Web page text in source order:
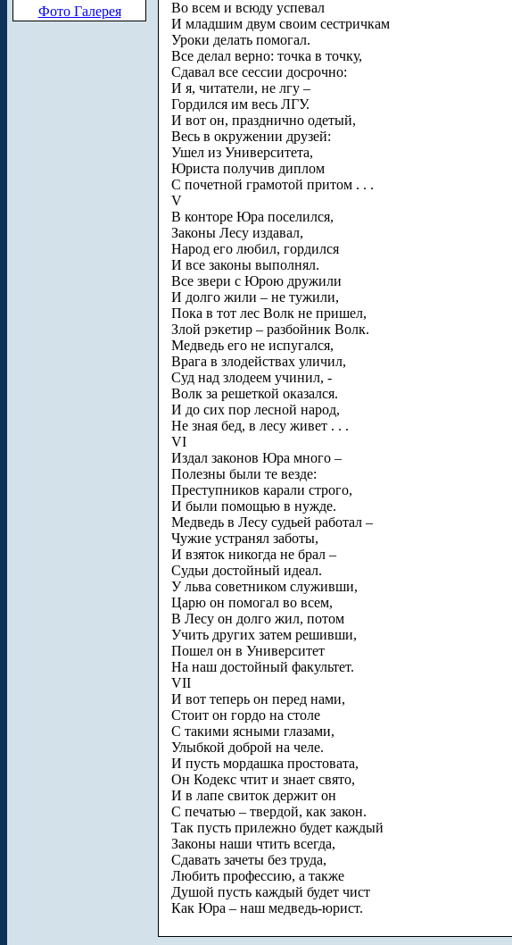
Фото Галерея
Во всем и всюду успевал
И младшим двум своим сестричкам
Уроки делать помогал.
Все делал верно: точка в точку,
Сдавал все сессии досрочно:
И я, читатели, не лгу –
Гордился им весь ЛГУ.
И вот он, празднично одетый,
Весь в окружении друзей:
Ушел из Университета,
Юриста получив диплом
С почетной грамотой притом . . .
V
В конторе Юра поселился,
Законы Лесу издавал,
Народ его любил, гордился
И все законы выполнял.
Все звери с Юрою дружили
И долго жили – не тужили,
Пока в тот лес Волк не пришел,
Злой рэкетир – разбойник Волк.
Медведь его не испугался,
Врага в злодействах уличил,
Суд над злодеем учинил, -
Волк за решеткой оказался.
И до сих пор лесной народ,
Не зная бед, в лесу живет . . .
VI
Издал законов Юра много –
Полезны были те везде:
Преступников карали строго,
И были помощью в нужде.
Медведь в Лесу судьей работал –
Чужие устранял заботы,
И взяток никогда не брал –
Судьи достойный идеал.
У льва советником служивши,
Царю он помогал во всем,
В Лесу он долго жил, потом
Учить других затем решивши,
Пошел он в Университет
На наш достойный факультет.
VII
И вот теперь он перед нами,
Стоит он гордо на столе
С такими ясными глазами,
Улыбкой доброй на челе.
И пусть мордашка простовата,
Он Кодекс чтит и знает свято,
И в лапе свиток держит он
С печатью – твердой, как закон.
Так пусть прилежно будет каждый
Законы наши чтить всегда,
Сдавать зачеты без труда,
Любить профессию, а также
Душой пусть каждый будет чист
Как Юра – наш медведь-юрист.